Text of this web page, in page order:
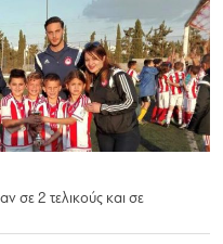
σε 2 τελικούς και σε